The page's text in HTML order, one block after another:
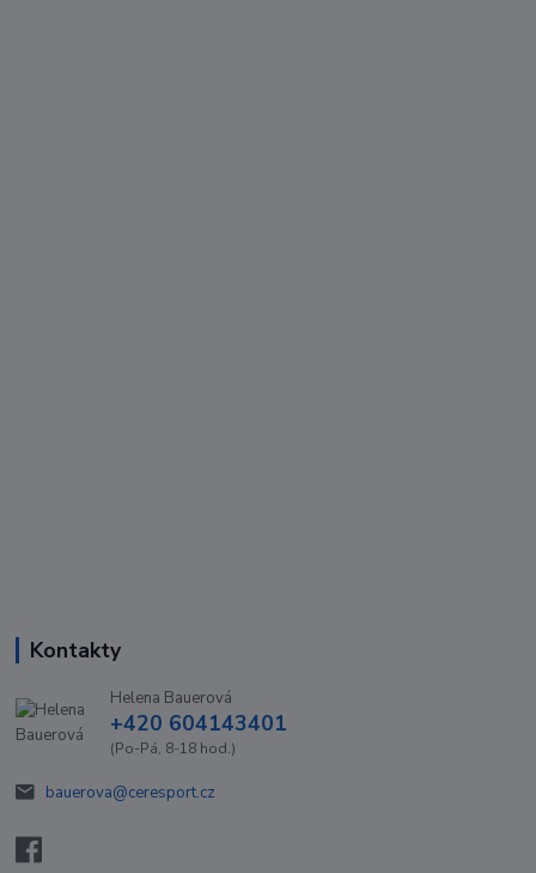
Kontakty
Helena Bauerová
+420 604143401
(Po-Pá, 8-18 hod.)
bauerova@ceresport.cz